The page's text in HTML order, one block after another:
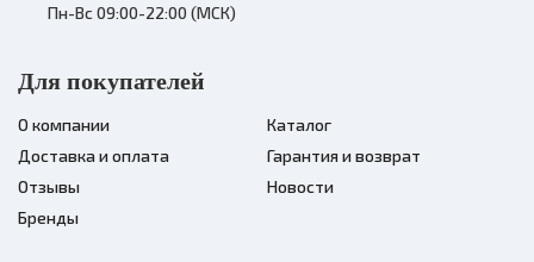
Пн-Вс 09:00-22:00 (МСК)
Для покупателей
О компании
Каталог
Доставка и оплата
Гарантия и возврат
Отзывы
Новости
Бренды